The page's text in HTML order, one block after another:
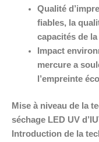
Qualité
fiables, la
capacités de
Impact
mercure a
l’empreinte
Mise à niveau de la
séchage LED UV
Introduction de la